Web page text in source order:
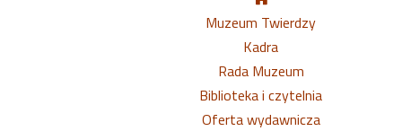
Muzeum Twierdzy
Kadra
Rada Muzeum
Biblioteka i czytelnia
Oferta wydawnicza